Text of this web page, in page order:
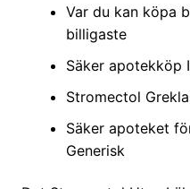
Var du kan köpa
billigaste
Säker apotekköp
Stromectol
Säker apoteket
Generisk